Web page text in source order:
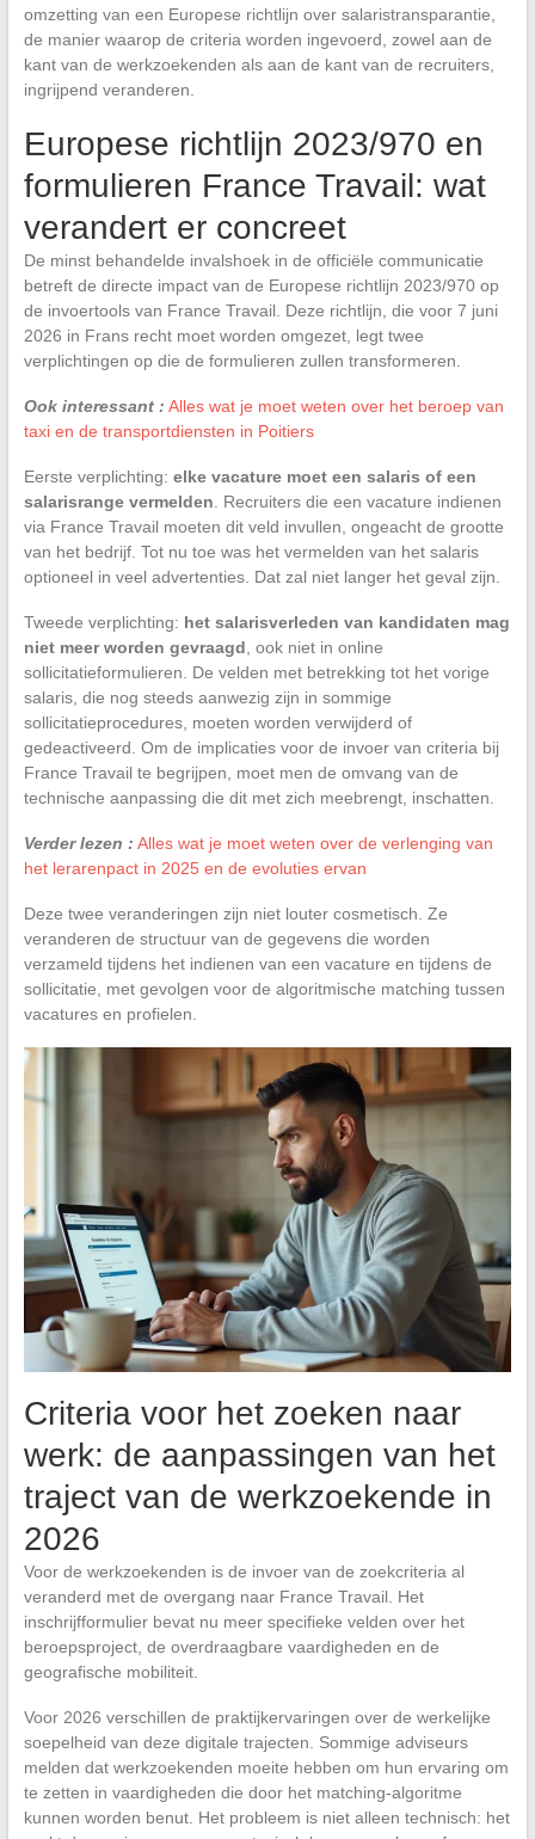
omzetting van een Europese richtlijn over salaristransparantie,
de manier waarop de criteria worden ingevoerd, zowel aan de
kant van de werkzoekenden als aan de kant van de recruiters,
ingrijpend veranderen.
Europese richtlijn 2023/970 en
formulieren France Travail: wat
verandert er concreet
De minst behandelde invalshoek in de officiële communicatie
betreft de directe impact van de Europese richtlijn 2023/970 op
de invoertools van France Travail. Deze richtlijn, die voor 7 juni
2026 in Frans recht moet worden omgezet, legt twee
verplichtingen op die de formulieren zullen transformeren.
Ook interessant : Alles wat je moet weten over het beroep van
taxi en de transportdiensten in Poitiers
Eerste verplichting: elke vacature moet een salaris of een
salarisrange vermelden . Recruiters die een vacature indienen
via France Travail moeten dit veld invullen, ongeacht de grootte
van het bedrijf. Tot nu toe was het vermelden van het salaris
optioneel in veel advertenties. Dat zal niet langer het geval zijn.
Tweede verplichting: het salarisverleden van kandidaten mag
niet meer worden gevraagd , ook niet in online
sollicitatieformulieren. De velden met betrekking tot het vorige
salaris, die nog steeds aanwezig zijn in sommige
sollicitatieprocedures, moeten worden verwijderd of
gedeactiveerd. Om de implicaties voor de invoer van criteria bij
France Travail te begrijpen, moet men de omvang van de
technische aanpassing die dit met zich meebrengt, inschatten.
Verder lezen : Alles wat je moet weten over de verlenging van
het lerarenpact in 2025 en de evoluties ervan
Deze twee veranderingen zijn niet louter cosmetisch. Ze
veranderen de structuur van de gegevens die worden
verzameld tijdens het indienen van een vacature en tijdens de
sollicitatie, met gevolgen voor de algoritmische matching tussen
vacatures en profielen.
Criteria voor het zoeken naar
werk: de aanpassingen van het
traject van de werkzoekende in
2026
Voor de werkzoekenden is de invoer van de zoekcriteria al
veranderd met de overgang naar France Travail. Het
inschrijfformulier bevat nu meer specifieke velden over het
beroepsproject, de overdraagbare vaardigheden en de
geografische mobiliteit.
Voor 2026 verschillen de praktijkervaringen over de werkelijke
soepelheid van deze digitale trajecten. Sommige adviseurs
melden dat werkzoekenden moeite hebben om hun ervaring om
te zetten in vaardigheden die door het matching-algoritme
kunnen worden benut. Het probleem is niet alleen technisch: het